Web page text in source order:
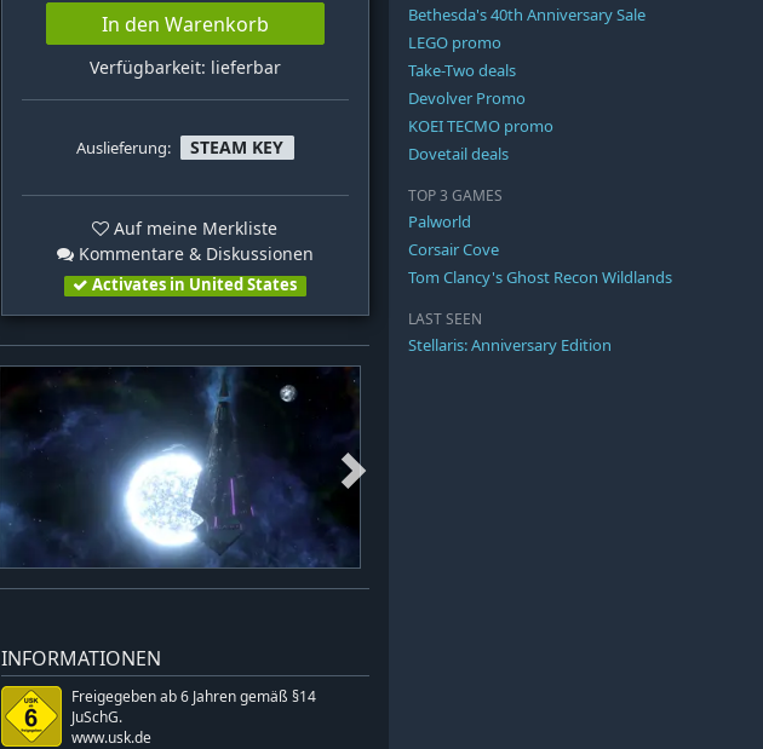
In den Warenkorb
Verfügbarkeit: lieferbar
Auslieferung: STEAM KEY
Auf meine Merkliste
Kommentare & Diskussionen
Activates in United States
INFORMATIONEN
Freigegeben ab 6 Jahren gemäß §14
JuSchG.
www.usk.de
Bethesda's 40th Anniversary Sale
LEGO promo
Take-Two deals
Devolver Promo
KOEI TECMO promo
Dovetail deals
TOP 3 GAMES
Palworld
Corsair Cove
Tom Clancy's Ghost Recon Wildlands
LAST SEEN
Stellaris: Anniversary Edition